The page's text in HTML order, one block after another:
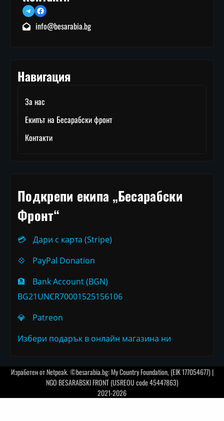
TelegramFacebook
info@besarabia.bg
Навигация
За нас
Екипът на Бесарабски фронт
Контакти
Подкрепи екипа „Бесарабски
Фронт“
💳
Дари с карта (Stripe)
💠
PayPal Donation
🏦
Bank Account (BGN)
BG21UNCR70001525156106
💎
Patreon
Избери подарък в онлайн магазина ни
Изработен отNetpeak. ©besarabia.bg: My Country Foundation, (EIK 177054677) |
NGO BESARABSKI FRONT (USREOU code 45447863)
2021-2026